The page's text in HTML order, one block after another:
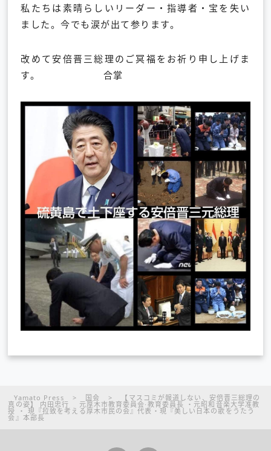
私たちは素晴らしいリーダー・指導者・宝を失い
ました。今でも涙が出て参ります。
改めて安倍晋三総理のご冥福をお祈り申し上げま
す。
合掌
Yamato Press > 国会 > 【マスコミが報道しない、安倍晋三総理の
真の姿】 内田忠行 元厚木市教育委員会·教育委員長 ・元昭和音楽大学准教
授 ・ 現『拉致を考える厚木市民の会』代表・現『美しい日本の歌をうたう
会』本部長